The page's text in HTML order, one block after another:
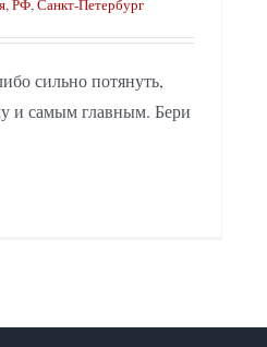
сильно потянуть,
и самым главным. Бери